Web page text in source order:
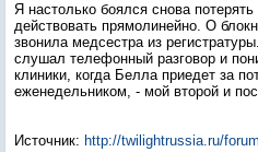
Я настолько боялся снова
действовать прямолинейно. О
звонила медсестра из
слушал телефонный разговор и
клиники, когда Белла приедет за
еженедельником, - мой второй и
Источник: http://twilightrussia.ru/